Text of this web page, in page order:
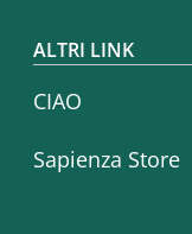
ALTRI LINK
CIAO
Sapienza Store